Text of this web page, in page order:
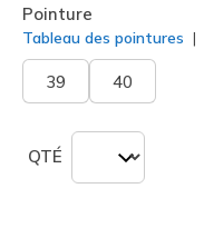
Pointure
Tableau des pointures
39 40
QTÉ